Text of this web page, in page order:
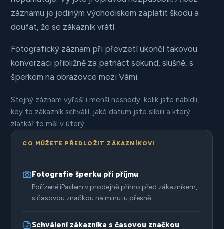
záznamu je jediným východiskem zaplatit škodu a
doufat, že se zákazník vrátí.
Fotografický záznam při převzetí ukončí takovou
konverzaci přibližně za patnáct sekund, slušně, s
šperkem na obrazovce mezi Vámi.
Stejný záznam vyřeší i menší neshody: kolik jste nabídli,
kdy to zákazník schválil, jaké datum jste slíbili a který
zlatkář to měl v úterý.
CO MŮŽETE PŘEDLOŽIT ZÁKAZNÍKOVI
Fotografie šperku při příjmu
Pořízené iPadem v prodejně přímo před zákazníkem,
s časovou značkou na minutu přesně.
Schválení zákazníka s časovou značkou